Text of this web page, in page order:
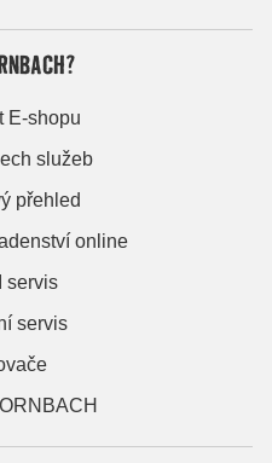
E-shopu
služeb
přehled
online
servis
servis